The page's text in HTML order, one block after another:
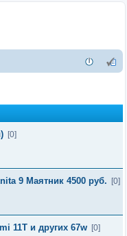
[0]
9 Маятник 4500 руб.
[0]
11T и других 67w [0]